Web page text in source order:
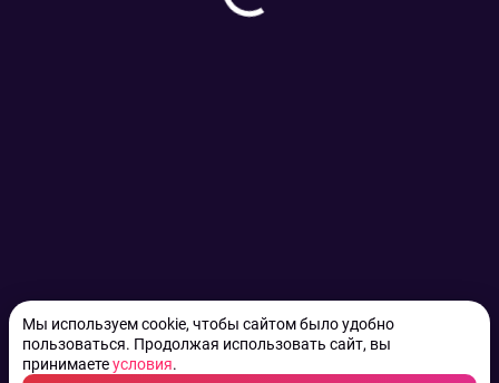
Мы используем cookie, чтобы сайтом было удобно
пользоваться. Продолжая использовать сайт, вы
принимаетеусловия.